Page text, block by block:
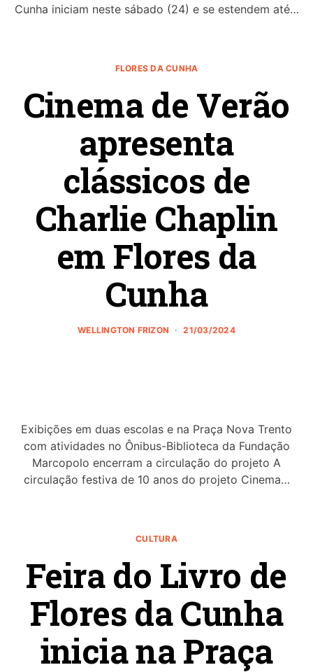
Cunha iniciam neste sábado (24) e se estendem até…
FLORES DA CUNHA
Cinema de Verão
apresenta
clássicos de
Charlie Chaplin
em Flores da
Cunha
WELLINGTON FRIZON 21/03/2024
Exibições em duas escolas e na Praça Nova Trento
com atividades no Ônibus-Biblioteca da Fundação
Marcopolo encerram a circulação do projeto A
circulação festiva de 10 anos do projeto Cinema…
CULTURA
Feira do Livro de
Flores da Cunha
inicia na Praça